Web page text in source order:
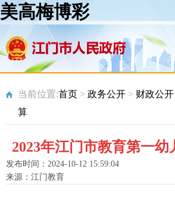
美高梅博彩
当前位置:首页 > 政务公开 > 财政公开
算
2023年江门市教育第一幼
发布时间：2024-10-12 15:59:04
来源：江门教育